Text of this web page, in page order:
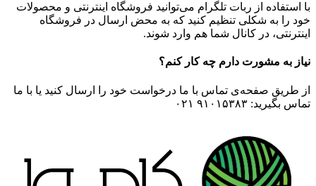
با استفاده از ربات تلگرام می‌توانید فروشگاه اینترنتی و محصولات
خود را به شکلی تنظیم کنید که به محض ارسال در فروشگاه
اینترنتی، در کانال شما هم وارد شوند.
نیاز به مشورت دارم چه کار کنم؟
از طریق صفحه‌ی تماس با ما درخواست خود را ارسال کنید یا با ما
تماس بگیرید: ۹۱۰۱۵۳۸۳ ۰۲۱